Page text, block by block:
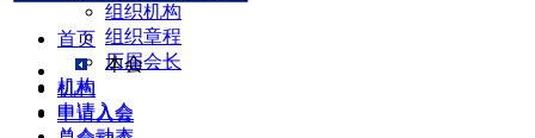
组织机构
组织章程
历届会长
机构
申请入会
首页
本会
机构
申请入会